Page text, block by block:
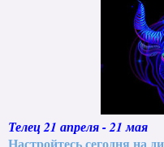
Телец 21 апреля - 21 мая
Настройтесь сегодня на